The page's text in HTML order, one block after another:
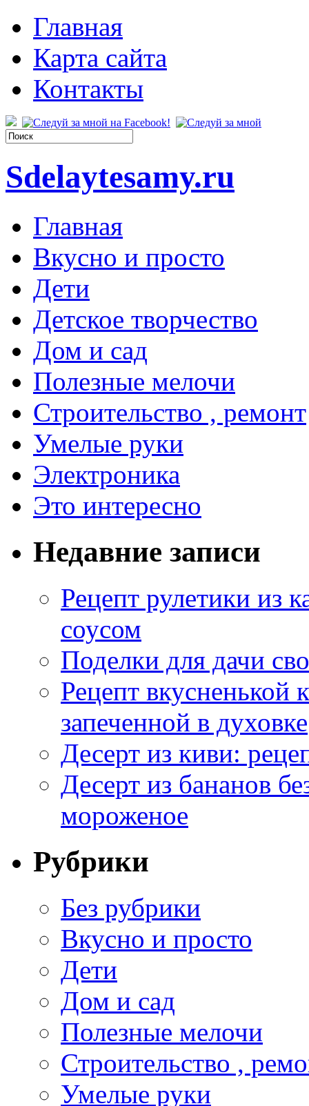
Главная
Карта сайта
Контакты
Sdelaytesamy.ru
Главная
Вкусно и просто
Дети
Детское творчество
Дом и сад
Полезные мелочи
Строительство , ремонт
Умелые руки
Электроника
Это интересно
Недавние записи
Рецепт рулетики из
соусом
Поделки для дачи
Рецепт
запеченной в духовке
Десерт из киви:
Десерт из бананов
мороженое
Рубрики
Без рубрики
Вкусно и просто
Дети
Дом и сад
Полезные мелочи
Строительство ,
Умелые руки